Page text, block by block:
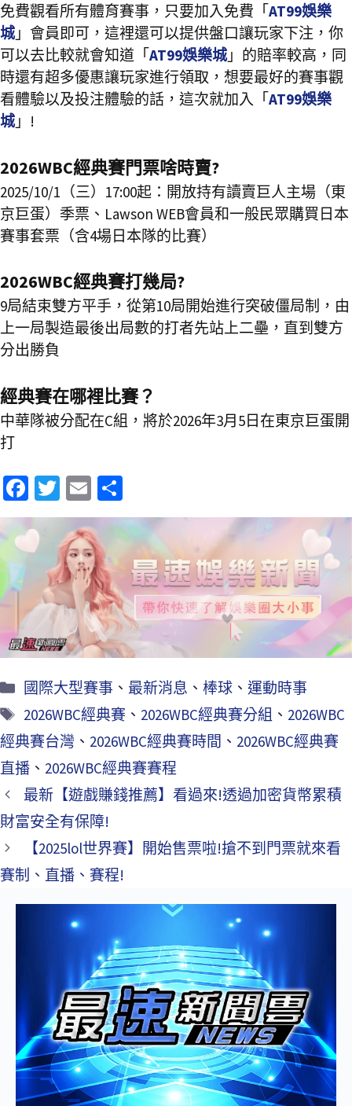
免費觀看所有體育賽事，只要加入免費「AT99娛樂
城」會員即可，這裡還可以提供盤口讓玩家下注，你
可以去比較就會知道「AT99娛樂城」的賠率較高，同
時還有超多優惠讓玩家進行領取，想要最好的賽事觀
看體驗以及投注體驗的話，這次就加入「AT99娛樂
城」!
2026WBC經典賽門票啥時賣?
2025/10/1（三）17:00起：開放持有讀賣巨人主場（東
京巨蛋）季票、Lawson WEB會員和一般民眾購買日本
賽事套票（含4場日本隊的比賽）
2026WBC經典賽打幾局?
9局結束雙方平手，從第10局開始進行突破僵局制，由
上一局製造最後出局數的打者先站上二壘，直到雙方
分出勝負
經典賽在哪裡比賽？
中華隊被分配在C組，將於2026年3月5日在東京巨蛋開
打
Fa
ce
b
o
k
T
wi
tt
er
E
m
ai
l
享
國際大型賽事 、最新消息 、棒球 、運動時事
2026WBC經典賽 、 2026WBC經典賽分組 、 2026WBC
經典賽台灣 、 2026WBC經典賽時間 、 2026WBC經典賽
直播 、 2026WBC經典賽賽程
最新【遊戲賺錢推薦】看過來!透過加密貨幣累積
財富安全有保障!
【2025lol世界賽】開始售票啦!搶不到門票就來看
賽制、直播、賽程!